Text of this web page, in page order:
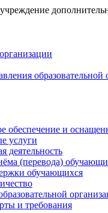
образовательной
обеспечение и
услуги
деятельность
(перевода)
обучающихся
и требования